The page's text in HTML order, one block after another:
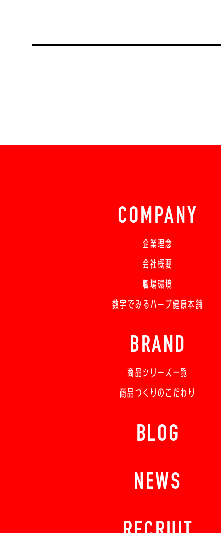
COMPANY
企業理念
会社概要
職場環境
数字でみるハーブ健康本舗
BRAND
商品シリーズ一覧
商品づくりのこだわり
BLOG
NEWS